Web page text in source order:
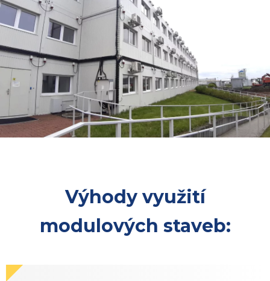
Výhody využití
modulových staveb: